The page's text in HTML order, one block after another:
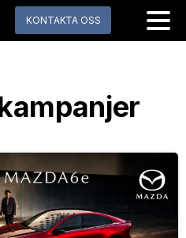
KONTAKTA OSS